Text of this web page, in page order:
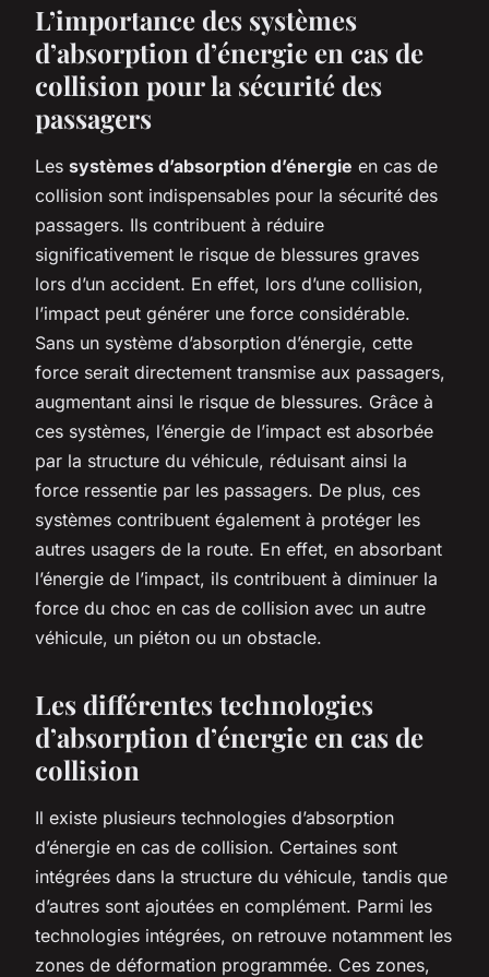
L’importance des systèmes
d’absorption d’énergie en cas de
collision pour la sécurité des
passagers
Les systèmes d’absorption d’énergie en cas de
collision sont indispensables pour la sécurité des
passagers. Ils contribuent à réduire
significativement le risque de blessures graves
lors d’un accident. En effet, lors d’une collision,
l’impact peut générer une force considérable.
Sans un système d’absorption d’énergie, cette
force serait directement transmise aux passagers,
augmentant ainsi le risque de blessures. Grâce à
ces systèmes, l’énergie de l’impact est absorbée
par la structure du véhicule, réduisant ainsi la
force ressentie par les passagers. De plus, ces
systèmes contribuent également à protéger les
autres usagers de la route. En effet, en absorbant
l’énergie de l’impact, ils contribuent à diminuer la
force du choc en cas de collision avec un autre
véhicule, un piéton ou un obstacle.
Les différentes technologies
d’absorption d’énergie en cas de
collision
Il existe plusieurs technologies d’absorption
d’énergie en cas de collision. Certaines sont
intégrées dans la structure du véhicule, tandis que
d’autres sont ajoutées en complément. Parmi les
technologies intégrées, on retrouve notamment les
zones de déformation programmée. Ces zones,